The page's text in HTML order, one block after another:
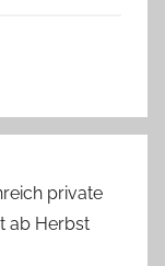
private
ab Herbst